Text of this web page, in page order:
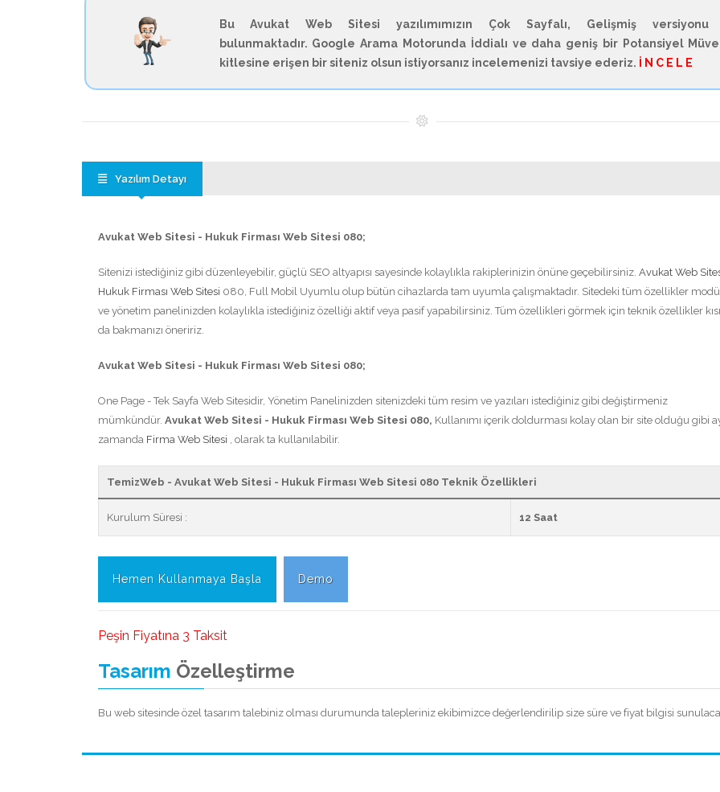
Bu Avukat Web Sitesi yazılımımızın Çok Sayfalı, Gelişmiş
bulunmaktadır. Google Arama Motorunda İddialı ve daha geniş bir Potansiyel
kitlesine erişen bir siteniz olsun istiyorsanız incelemenizi tavsiye ederiz. İ N C E L E
Yazılım Detayı
Avukat Web Sitesi - Hukuk Firması Web Sitesi 080;
Sitenizi istediğiniz gibi düzenleyebilir, güçlü SEO altyapısı sayesinde kolaylıkla rakiplerinizin önüne geçebilirsiniz. Avukat Web
Hukuk Firması Web Sitesi 080, Full Mobil Uyumlu olup bütün cihazlarda tam uyumla çalışmaktadır. Sitedeki tüm özellikler
ve yönetim panelinizden kolaylıkla istediğiniz özelliği aktif veya pasif yapabilirsiniz. Tüm özellikleri görmek için teknik özellikler
da bakmanızı öneririz.
Avukat Web Sitesi - Hukuk Firması Web Sitesi 080;
One Page - Tek Sayfa Web Sitesidir, Yönetim Panelinizden sitenizdeki tüm resim ve yazıları istediğiniz gibi değiştirmeniz
mümkündür. Avukat Web Sitesi - Hukuk Firması Web Sitesi 080, Kullanımı içerik doldurması kolay olan bir site olduğu gibi
zamanda Firma Web Sitesi , olarak ta kullanılabilir.
TemizWeb - Avukat Web Sitesi - Hukuk Firması Web Sitesi 080 Teknik Özellikleri
Kurulum Süresi : 12 Saat
Hemen Kullanmaya Başla Demo
Peşin Fiyatına 3 Taksit
Tasarım Özelleştirme
Bu web sitesinde özel tasarım talebiniz olması durumunda talepleriniz ekibimizce değerlendirilip size süre ve fiyat bilgisi